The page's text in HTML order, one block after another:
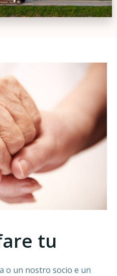
tu
o un nostro socio e un